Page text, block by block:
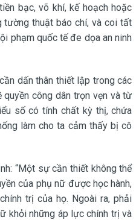
bạc, võ khí, kế hoạch hoặc
tường thuật báo chí, và coi tất
phạm quốc tế đe dọa an ninh
dấn thân thiết lập trong các
công dân trọn vẹn và từ
số có tính chất kỳ thị, chứa
làm cho ta cảm thấy bị cô
“Một sự cần thiết không thể
của phụ nữ được học hành,
trị của họ. Ngoài ra, phải
khỏi những áp lực chính trị và